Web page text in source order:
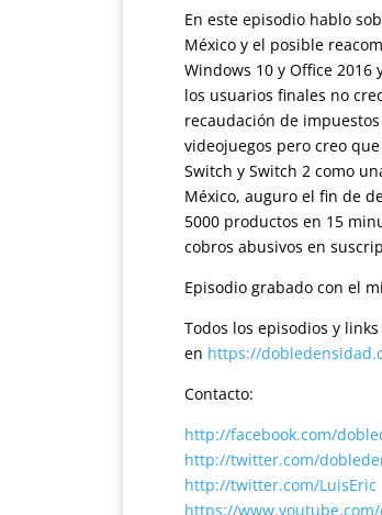
En este episodio hablo
México y el posible
Windows 10 y Office
los usuarios finales no
recaudación de
videojuegos pero creo
Switch y Switch 2 como
México, auguro el fin de
5000 productos en 15
cobros abusivos en
Episodio grabado con el
Todos los episodios y
en https://
Contacto:
http://facebook.com/
http://twitter.com/
http://twitter.com/LuisEric
https://www.youtube.com/